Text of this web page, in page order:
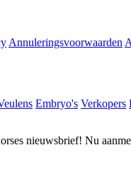
Annuleringsvoorwaarden
Embryo's Verkopers
nieuwsbrief! Nu